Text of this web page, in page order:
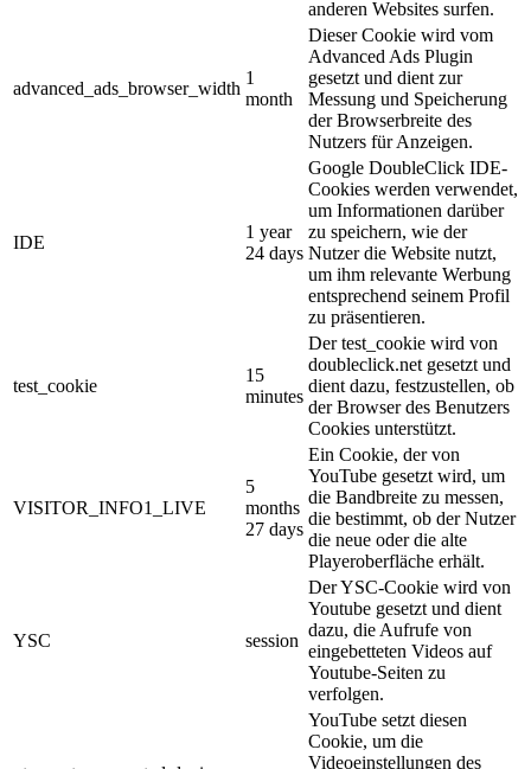
anderen Websites surfen.
advanced_ads_browser_width
1
month
Dieser Cookie wird vom
Advanced Ads Plugin
gesetzt und dient zur
Messung und Speicherung
der Browserbreite des
Nutzers für Anzeigen.
IDE
1 year
24 days
Google DoubleClick IDE-
Cookies werden verwendet,
um Informationen darüber
zu speichern, wie der
Nutzer die Website nutzt,
um ihm relevante Werbung
entsprechend seinem Profil
zu präsentieren.
test_cookie
15
minutes
Der test_cookie wird von
doubleclick.net gesetzt und
dient dazu, festzustellen, ob
der Browser des Benutzers
Cookies unterstützt.
VISITOR_INFO1_LIVE
5
months
27 days
Ein Cookie, der von
YouTube gesetzt wird, um
die Bandbreite zu messen,
die bestimmt, ob der Nutzer
die neue oder die alte
Playeroberfläche erhält.
YSC session
Der YSC-Cookie wird von
Youtube gesetzt und dient
dazu, die Aufrufe von
eingebetteten Videos auf
Youtube-Seiten zu
verfolgen.
YouTube setzt diesen
Cookie, um die
Videoeinstellungen des